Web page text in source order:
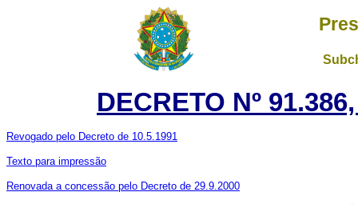
DECRETO Nº
Revogado pelo Decreto de 10.5.1991
Texto para impressão
Renovada a concessão pelo Decreto de 29.9.2000